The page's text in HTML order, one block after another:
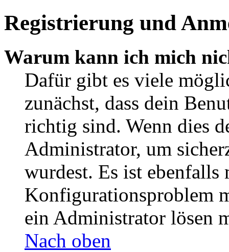
Registrierung und
Warum kann ich mich
Dafür gibt es viele
zunächst, dass dein
richtig sind. Wenn dies
Administrator, um
wurdest. Es ist ebenfalls
Konfigurationsproblem
ein Administrator lösen
Nach oben